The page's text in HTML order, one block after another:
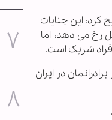
کرد: این جنایات
رخ می دهد، اما
شریک است.
در ایران